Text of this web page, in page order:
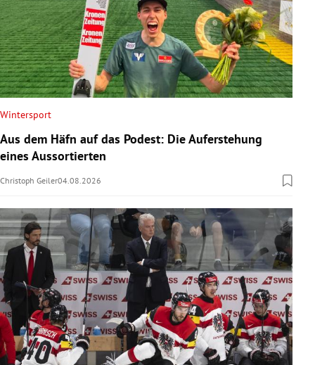
Wintersport
Aus dem Häfn auf das Podest: Die Auferstehung
eines Aussortierten
Christoph Geiler04.08.2026